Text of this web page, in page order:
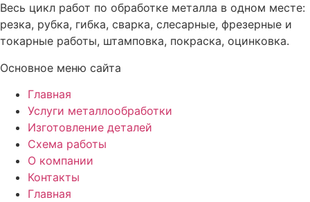
Весь цикл работ по обработке металла в одном месте:
резка, рубка, гибка, сварка, слесарные, фрезерные и
токарные работы, штамповка, покраска, оцинковка.
Основное меню сайта
Главная
Услуги металлообработки
Изготовление деталей
Схема работы
О компании
Контакты
Главная